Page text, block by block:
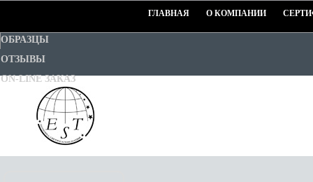
ГЛАВНАЯ О КОМПАНИИ
ОБРАЗЦЫ
ОТЗЫВЫ
ON-LINE ЗАКАЗ